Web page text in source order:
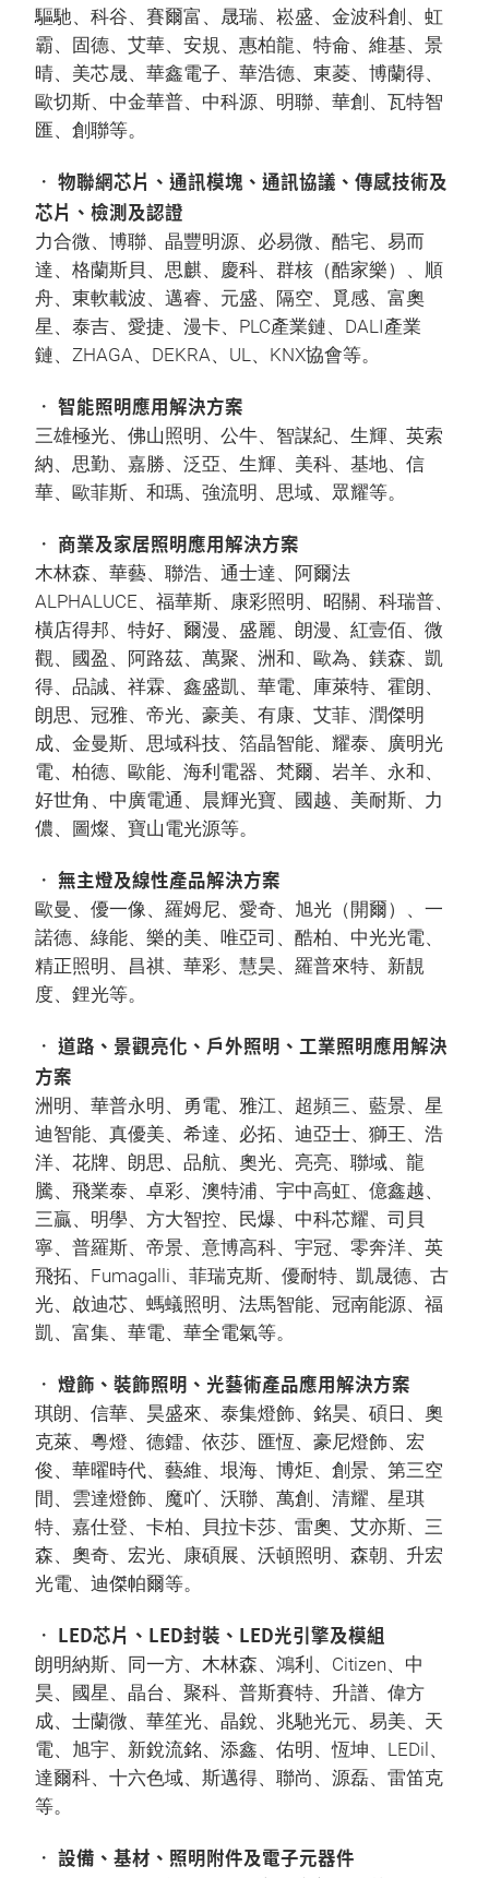
驅馳、科谷、賽爾富、晟瑞、崧盛、金波科創、虹
霸、固德、艾華、安規、惠柏龍、特侖、維基、景
晴、美芯晟、華鑫電子、華浩德、東菱、博蘭得、
歐切斯、中金華普、中科源、明聯、華創、瓦特智
匯、創聯等。
• 物聯網芯片、通訊模塊、通訊協議、傳感技術及
芯片、檢測及認證
力合微、博聯、晶豐明源、必易微、酷宅、易而
達、格蘭斯貝、思麒、慶科、群核（酷家樂）、順
舟、東軟載波、邁睿、元盛、隔空、覓感、富奧
星、泰吉、愛捷、漫卡、PLC產業鏈、DALI產業
鏈、ZHAGA、DEKRA、UL、KNX協會等。
• 智能照明應用解決方案
三雄極光、佛山照明、公牛、智謀紀、生輝、英索
納、思勤、嘉勝、泛亞、生輝、美科、基地、信
華、歐菲斯、和瑪、強流明、思域、眾耀等。
• 商業及家居照明應用解決方案
木林森、華藝、聯浩、通士達、阿爾法
ALPHALUCE、福華斯、康彩照明、昭關、科瑞普、
橫店得邦、特好、爾漫、盛麗、朗漫、紅壹佰、微
觀、國盈、阿路茲、萬聚、洲和、歐為、鎂森、凱
得、品誠、祥霖、鑫盛凱、華電、庫萊特、霍朗、
朗思、冠雅、帝光、豪美、有康、艾菲、潤傑明
成、金曼斯、思域科技、箔晶智能、耀泰、廣明光
電、柏德、歐能、海利電器、梵爾、岩羊、永和、
好世角、中廣電通、晨輝光寶、國越、美耐斯、力
儂、圖燦、寶山電光源等。
• 無主燈及線性產品解決方案
歐曼、優一像、羅姆尼、愛奇、旭光（開爾）、一
諾德、綠能、樂的美、唯亞司、酷柏、中光光電、
精正照明、昌祺、華彩、慧昊、羅普來特、新靚
度、鋰光等。
• 道路、景觀亮化、戶外照明、工業照明應用解決
方案
洲明、華普永明、勇電、雅江、超頻三、藍景、星
迪智能、真優美、希達、必拓、迪亞士、獅王、浩
洋、花牌、朗思、品航、奧光、亮亮、聯域、龍
騰、飛業泰、卓彩、澳特浦、宇中高虹、億鑫越、
三贏、明學、方大智控、民爆、中科芯耀、司貝
寧、普羅斯、帝景、意博高科、宇冠、零奔洋、英
飛拓、Fumagalli、菲瑞克斯、優耐特、凱晟德、古
光、啟迪芯、螞蟻照明、法馬智能、冠南能源、福
凱、富集、華電、華全電氣等。
• 燈飾、裝飾照明、光藝術產品應用解決方案
琪朗、信華、昊盛來、泰集燈飾、銘昊、碩日、奧
克萊、粵燈、德鐳、依莎、匯恆、豪尼燈飾、宏
俊、華曜時代、藝維、垠海、博炬、創景、第三空
間、雲達燈飾、魔吖、沃聯、萬創、清耀、星琪
特、嘉仕登、卡柏、貝拉卡莎、雷奧、艾亦斯、三
森、奧奇、宏光、康碩展、沃頓照明、森朝、升宏
光電、迪傑帕爾等。
• LED芯片、LED封裝、LED光引擎及模組
朗明納斯、同一方、木林森、鴻利、Citizen、中
昊、國星、晶台、聚科、普斯賽特、升譜、偉方
成、士蘭微、華笙光、晶銳、兆馳光元、易美、天
電、旭宇、新銳流銘、添鑫、佑明、恆坤、LEDil、
達爾科、十六色域、斯邁得、聯尚、源磊、雷笛克
等。
• 設備、基材、照明附件及電子元器件